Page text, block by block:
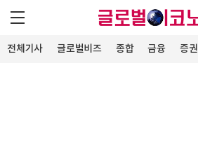
전체기사 글로벌비즈 종합 금융 증권